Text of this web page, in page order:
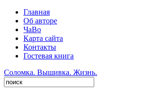
Главная
Об авторе
ЧаВо
Карта сайта
Контакты
Гостевая книга
Соломка. Вышивка. Жизнь.